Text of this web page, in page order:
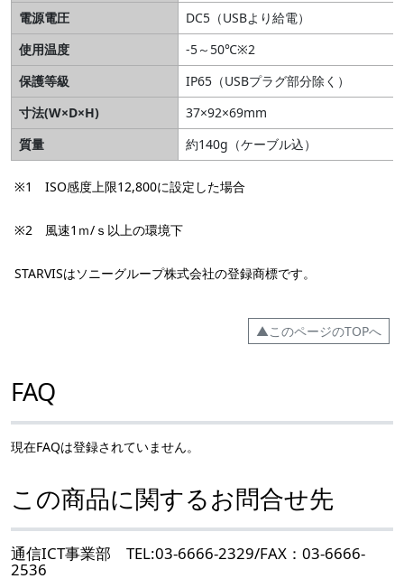
電源電圧
DC5（USBより給電）
使用温度
-5～50℃※2
保護等級
IP65（USBプラグ部分除く）
寸法(W×D×H)
37×92×69mm
質量
約140g（ケーブル込）
※1 ISO感度上限12,800に設定した場合
※2 風速1ｍ/ｓ以上の環境下
STARVISはソニーグループ株式会社の登録商標です。
▲このページのTOPへ
FAQ
現在FAQは登録されていません。
この商品に関するお問合せ先
通信ICT事業部 TEL:03-6666-2329/FAX：03-6666-
2536